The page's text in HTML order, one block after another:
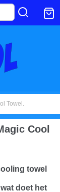
Towel.
Cool
towel
doet het